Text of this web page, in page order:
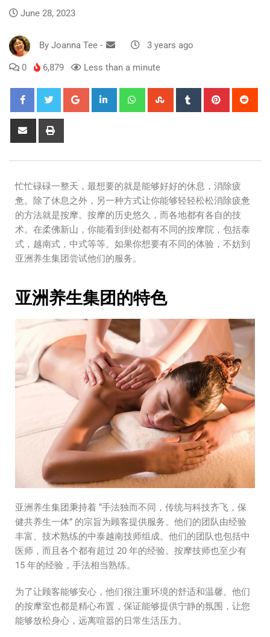
June 28, 2023
By Joanna Tee - 3 years ago
0 6,879 Less than a minute
忙忙碌碌一整天，最想要的就是能够好好的休息，消除疲
惫。除了休息之外，另一种方式让你能够轻轻松松消除疲惫
的方法就是按摩。按摩的历史悠久，而各地都有各自的技
术。在柔佛新山，你能看到到处都有不同的按摩院，包括泰
式，越南式，中式等等。如果你想要有不同的体验，不妨到
亚洲养生集团尝试他们的服务。
亚洲养生集团的特色
亚洲养生集团秉持着 “手法独而不同，传统与科技齐飞，保
健共养生一体” 的宗旨为顾客提供服务。他们的团队由经验
丰富、技术熟练的中泰越南技师组成。他们的团队也包括中
医师，而且各个都有超过 20 年的经验。按摩技师也至少有
15 年的经验，手法相当熟练。
为了让顾客能够安心，他们很注重环境的舒适和温馨。他们
的按摩室也都是精心布置，保证能够提供宁静的氛围，让您
能够放松身心，远离喧嚣的日常生活压力。